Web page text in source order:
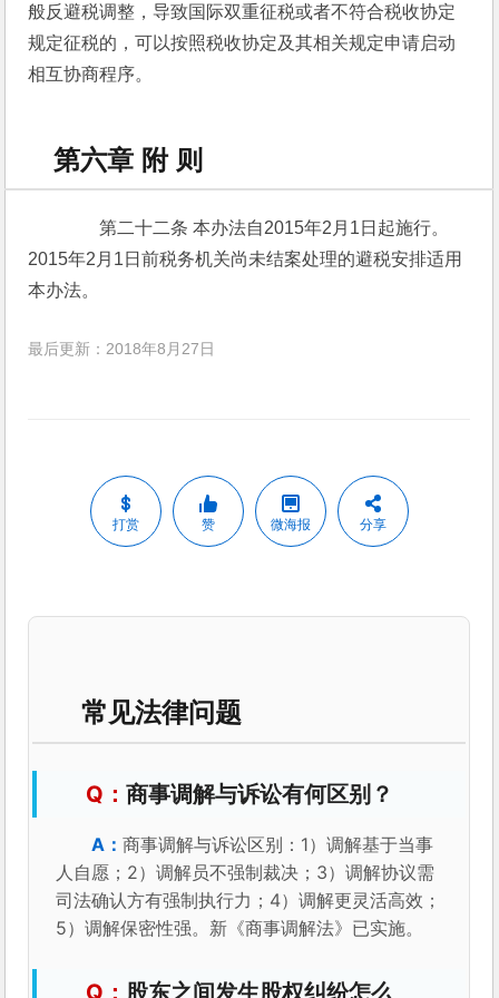
般反避税调整，导致国际双重征税或者不符合税收协定
规定征税的，可以按照税收协定及其相关规定申请启动
相互协商程序。
第六章 附 则
第二十二条 本办法自2015年2月1日起施行。
2015年2月1日前税务机关尚未结案处理的避税安排适用
本办法。
最后更新：2018年8月27日
打赏 赞 微海报 分享
常见法律问题
商事调解与诉讼有何区别？
商事调解与诉讼区别：1）调解基于当事
人自愿；2）调解员不强制裁决；3）调解协议需
司法确认方有强制执行力；4）调解更灵活高效；
5）调解保密性强。新《商事调解法》已实施。
股东之间发生股权纠纷怎么